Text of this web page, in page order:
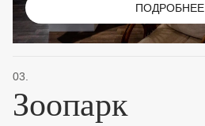
ПОДРОБНЕЕ
03.
Зоопарк